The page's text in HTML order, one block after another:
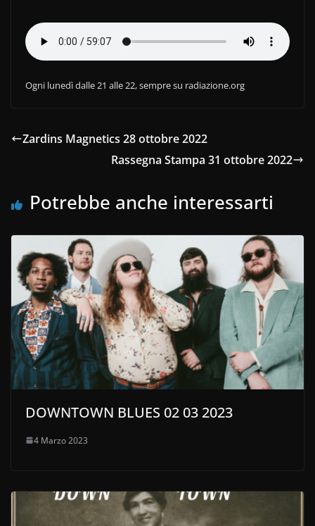
Ogni lunedì dalle 21 alle 22, sempre su radiazione.org
Zardins Magnetics 28 ottobre 2022
Rassegna Stampa 31 ottobre 2022
Potrebbe anche interessarti
DOWNTOWN BLUES 02 03 2023
4 Marzo 2023